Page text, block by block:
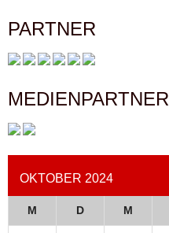
PARTNER
MEDIENPARTNER
OKTOBER 2024
M D M